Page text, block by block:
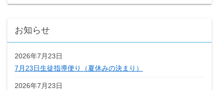
お知らせ
2026年7月23日
7月23日生徒指導便り（夏休みの決まり）
2026年7月23日